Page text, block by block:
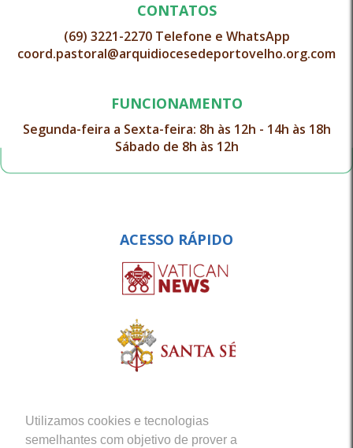
Utilizamos cookies e tecnologias
semelhantes com objetivo de prover a
CONTATOS
(69) 3221-2270 Telefone e WhatsApp
coord.pastoral@arquidiocesedeportovelho.org.com
FUNCIONAMENTO
Segunda-feira a Sexta-feira: 8h às 12h - 14h às 18h
Sábado de 8h às 12h
ACESSO RÁPIDO